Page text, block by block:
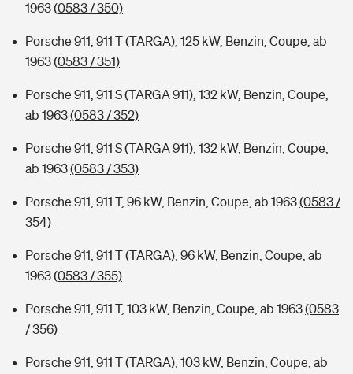
1963(0583 / 350)
Porsche 911, 911 T (TARGA), 125 kW, Benzin, Coupe, ab
1963(0583 / 351)
Porsche 911, 911 S (TARGA 911), 132 kW, Benzin, Coupe,
ab 1963(0583 / 352)
Porsche 911, 911 S (TARGA 911), 132 kW, Benzin, Coupe,
ab 1963(0583 / 353)
Porsche 911, 911 T, 96 kW, Benzin, Coupe, ab 1963(0583 /
354)
Porsche 911, 911 T (TARGA), 96 kW, Benzin, Coupe, ab
1963(0583 / 355)
Porsche 911, 911 T, 103 kW, Benzin, Coupe, ab 1963(0583
/ 356)
Porsche 911, 911 T (TARGA), 103 kW, Benzin, Coupe, ab